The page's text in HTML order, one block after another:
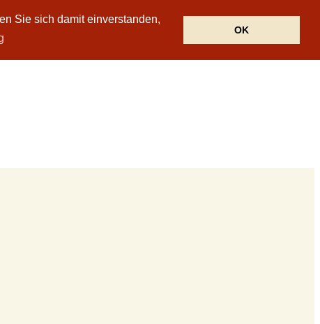
Sie sich damit einverstanden,
OK